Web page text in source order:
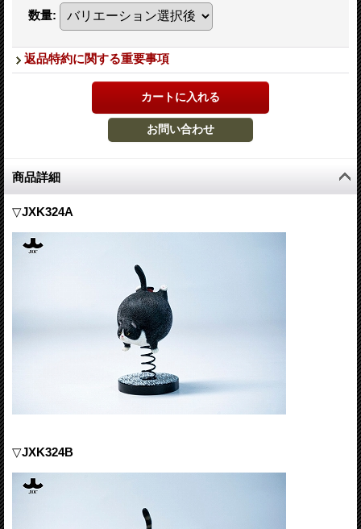
数量:
返品特約に関する重要事項
商品詳細
▽JXK324A
▽JXK324B